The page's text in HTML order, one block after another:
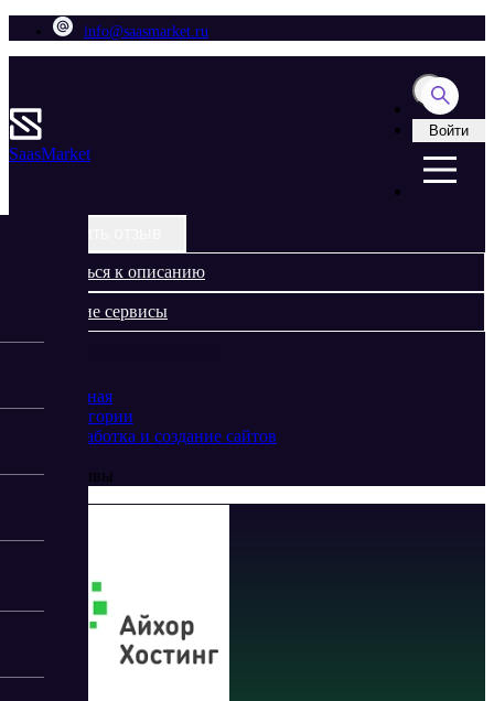
info@saasmarket.ru
SaasMarket
Войти
Вернуться к описанию
Похожие сервисы
Главная
Категории
Разработка и создание сайтов
Отзывы